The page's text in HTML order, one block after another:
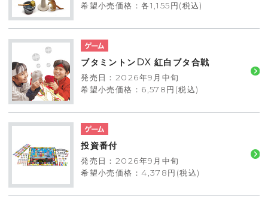
希望小売価格：各1,155円(税込)
ブタミントンDX 紅白ブタ合戦
発売日：2026年9月中旬
希望小売価格：6,578円(税込)
投資番付
発売日：2026年9月中旬
希望小売価格：4,378円(税込)